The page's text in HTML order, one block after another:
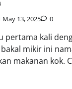
May 13, 2025 0
pertama kali
mikir ini
makanan kok.